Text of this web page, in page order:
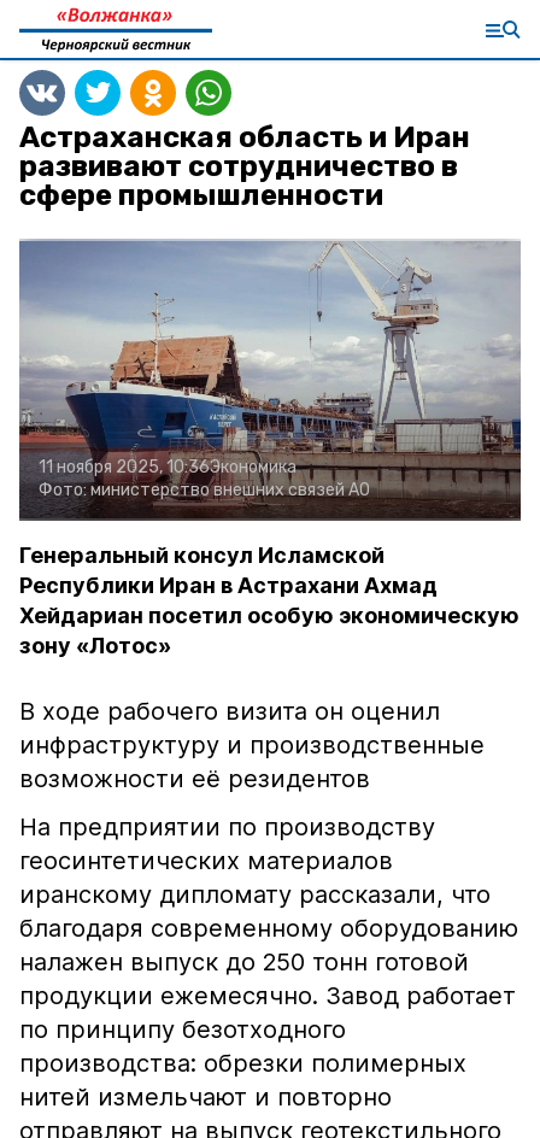
Астраханская область и Иран
развивают сотрудничество в
сфере промышленности
11 ноября 2025, 10:36Экономика
Фото:министерство внешних связей АО
Генеральный консул Исламской
Республики Иран в Астрахани Ахмад
Хейдариан посетил особую экономическую
зону «Лотос»
В ходе рабочего визита он оценил
инфраструктуру и производственные
возможности её резидентов
На предприятии по производству
геосинтетических материалов
иранскому дипломату рассказали, что
благодаря современному оборудованию
налажен выпуск до 250 тонн готовой
продукции ежемесячно. Завод работает
по принципу безотходного
производства: обрезки полимерных
нитей измельчают и повторно
отправляют на выпуск геотекстильного